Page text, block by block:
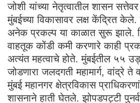
जोशी यांच्या नेतृत्वातील शासन
मुंबईच्या विकासावर लक्ष केंद्रित केले.
अनेक प्रकल्प या काळात सुरू झाले.
वाहतूक कोंडी कमी करणारे काही
अत्यंत महत्वाचे होते. मुंबईतील ५५
जोडणारा जलदगती महामार्ग, वांद्रे ते
मुंबई महानगर क्षेत्रविकास
शासनाने हाती घेतले. झोपडपट्टी